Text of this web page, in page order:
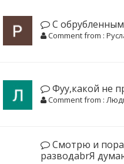
С
Comment from :
Фуу,какой не
Comment from :
Смотрю и
разводаbrЯ